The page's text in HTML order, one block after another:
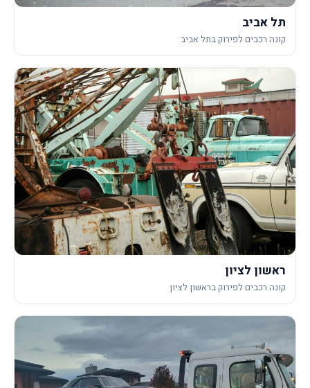
תל אביב
קונה רכבים לפירוק בתל אביב
ראשון לציון
קונה רכבים לפירוק בראשון לציון